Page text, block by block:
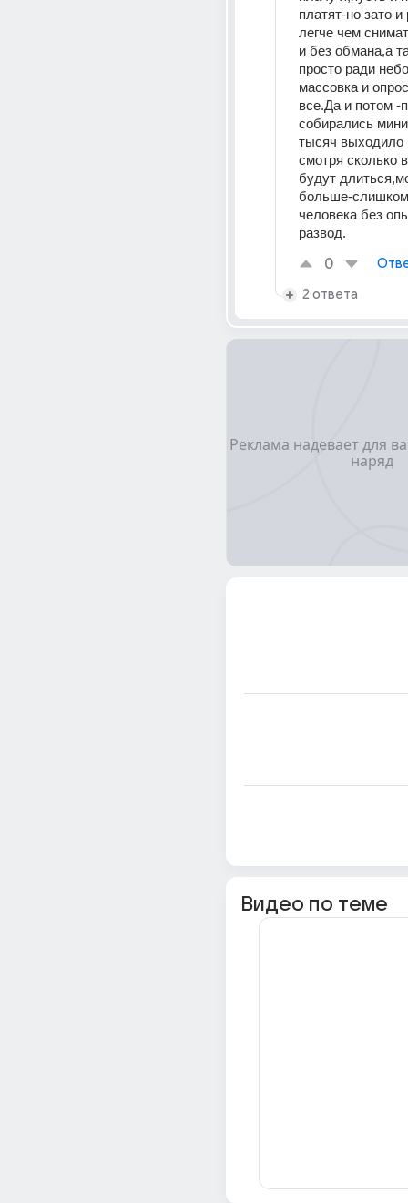
платят-но зато
легче чем
и без обмана,а
просто ради
массовка и
все.Да и потом -
собирались
тысяч выходило
смотря сколько
будут
больше-
человека без
развод.
0
2 ответа
Видео по теме